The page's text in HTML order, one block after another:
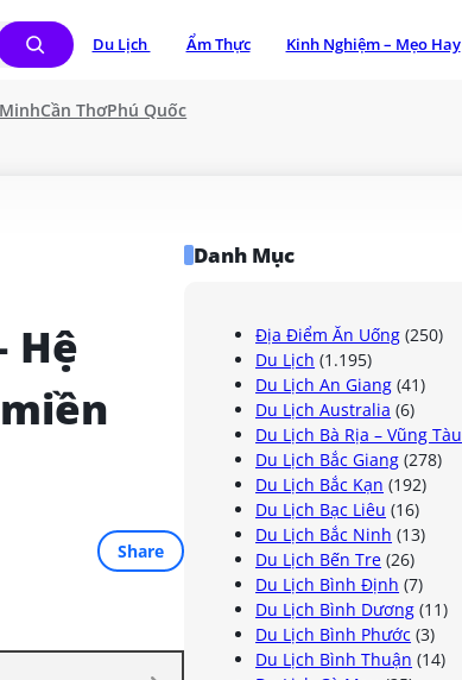
Du Lịch Ẩm Thực Kinh Nghiệm – Mẹo Hay
Cần ThơPhú Quốc
Hệ
Share
Danh Mục
Địa Điểm Ăn Uống (250)
Du Lịch (1.195)
Du Lịch An Giang (41)
Du Lịch Australia (6)
Du Lịch Bà Rịa – Vũng Tàu
Du Lịch Bắc Giang (278)
Du Lịch Bắc Kạn (192)
Du Lịch Bạc Liêu (16)
Du Lịch Bắc Ninh (13)
Du Lịch Bến Tre (26)
Du Lịch Bình Định (7)
Du Lịch Bình Dương (11)
Du Lịch Bình Phước (3)
Du Lịch Bình Thuận (14)